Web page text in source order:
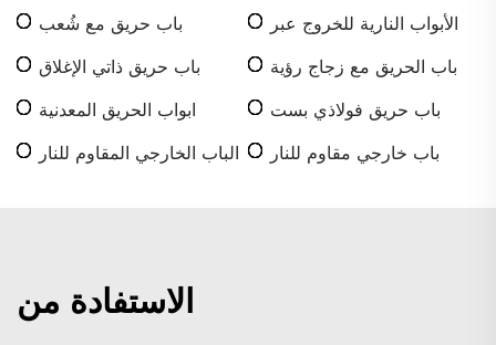
الأبواب النارية للخروج عبر
باب حريق مع شُعب
باب الحريق مع زجاج رؤية
باب حريق ذاتي الإغلاق
باب حريق فولاذي بست
ابواب الحريق المعدنية
باب خارجي مقاوم للنار
الباب الخارجي المقاوم للنار
الاستفادة من